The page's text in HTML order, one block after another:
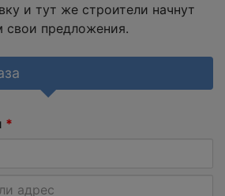
и тут же строители начнут
свои предложения.